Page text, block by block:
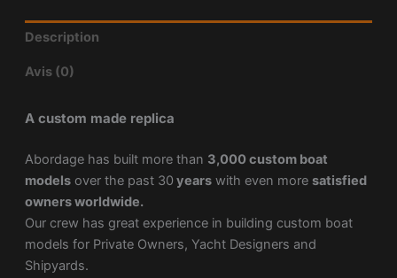
Description
Avis (0)
A custom made replica
Abordage has built more than 3,000 custom boat
modelsover the past 30 yearswith even more satisfied
owners worldwide.
Our crew has great experience in building custom boat
models for Private Owners, Yacht Designers and
Shipyards.